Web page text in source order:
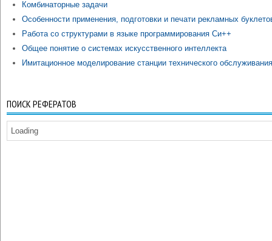
Комбинаторные задачи
Особенности применения, подготовки и печати рекламных
Работа со структурами в языке программирования Си++
Общее понятие о системах искусственного интеллекта
Имитационное моделирование станции технического обслуживания
ПОИСК РЕФЕРАТОВ
Loading